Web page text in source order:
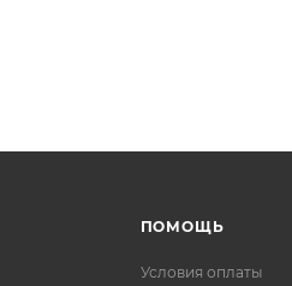
ПОМОЩЬ
Условия оплаты